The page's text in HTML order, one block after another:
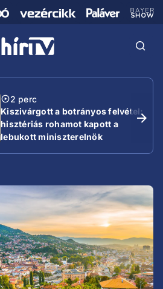
2 perc
Kiszivárgott a botrányos felvétel:
hisztériás rohamot kapott a
lebukott miniszterelnök